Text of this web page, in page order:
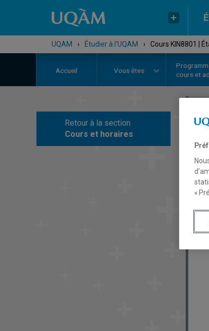
UQAM › Étudier à l'UQAM › Cours KIN8801 |
Accueil Vous êtes
cours et
Retour à la section
Cours et horaires
«